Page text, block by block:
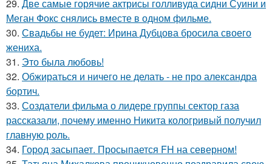
29. Две самые горячие актрисы голливуда сидни Суини и
Меган Фокс снялись вместе в одном фильме.
30. Свадьбы не будет: Ирина Дубцова бросила своего
жениха.
31. Это была любовь!
32. Обжираться и ничего не делать - не про александра
бортич.
33. Создатели фильма о лидере группы сектор газа
рассказали, почему именно Никита кологривый получил
главную роль.
34. Город засыпает. Просыпается FH на северном!